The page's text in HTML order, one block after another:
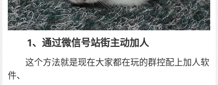
1、通过微信号站街主动加人
这个方法就是现在大家都在玩的群控配上加人软
件、